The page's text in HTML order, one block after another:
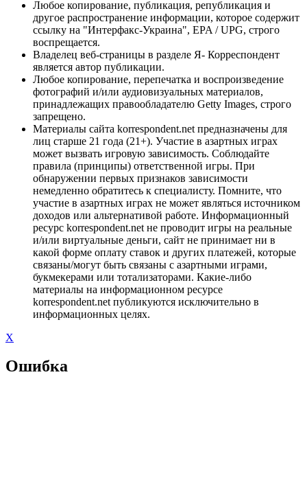
Любое копирование, публикация, републикация и
другое распространение информации, которое содержит
ссылку на "Интерфакс-Украина", EPA / UPG, строго
воспрещается.
Владелец веб-страницы в разделе Я- Корреспондент
является автор публикации.
Любое копирование, перепечатка и воспроизведение
фотографий и/или аудиовизуальных материалов,
принадлежащих правообладателю Getty Images, строго
запрещено.
Материалы сайта korrespondent.net предназначены для
лиц старше 21 года (21+). Участие в азартных играх
может вызвать игровую зависимость. Соблюдайте
правила (принципы) ответственной игры. При
обнаружении первых признаков зависимости
немедленно обратитесь к специалисту. Помните, что
участие в азартных играх не может являться источником
доходов или альтернативой работе. Информационный
ресурс korrespondent.net не проводит игры на реальные
и/или виртуальные деньги, сайт не принимает ни в
какой форме оплату ставок и других платежей, которые
связаны/могут быть связаны с азартными играми,
букмекерами или тотализаторами. Какие-либо
материалы на информационном ресурсе
korrespondent.net публикуются исключительно в
информационных целях.
X
Ошибка